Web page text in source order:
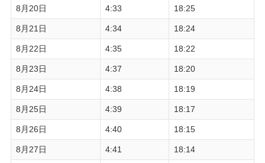
8月20日 4:33 18:25
8月21日 4:34 18:24
8月22日 4:35 18:22
8月23日 4:37 18:20
8月24日 4:38 18:19
8月25日 4:39 18:17
8月26日 4:40 18:15
8月27日 4:41 18:14